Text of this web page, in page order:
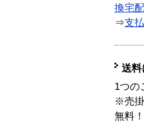
換宅
⇒支
送料
1つの
※売掛
無料！